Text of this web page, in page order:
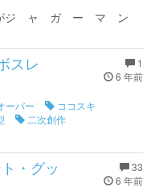
れがジ ャ ガ ー マ ン
1
6 年前
スレ
ーバー
ココスキ
二次創作
33
6 年前
・グッ